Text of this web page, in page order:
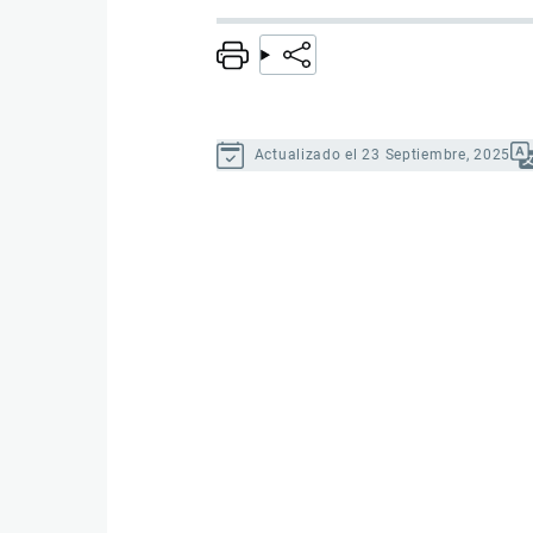
Actualizado el 23 Septiembre, 2025